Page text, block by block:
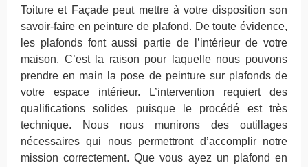
Toiture et Façade peut mettre à votre disposition son
savoir-faire en peinture de plafond. De toute évidence,
les plafonds font aussi partie de l’intérieur de votre
maison. C’est la raison pour laquelle nous pouvons
prendre en main la pose de peinture sur plafonds de
votre espace intérieur. L’intervention requiert des
qualifications solides puisque le procédé est très
technique. Nous nous munirons des outillages
nécessaires qui nous permettront d’accomplir notre
mission correctement. Que vous ayez un plafond en